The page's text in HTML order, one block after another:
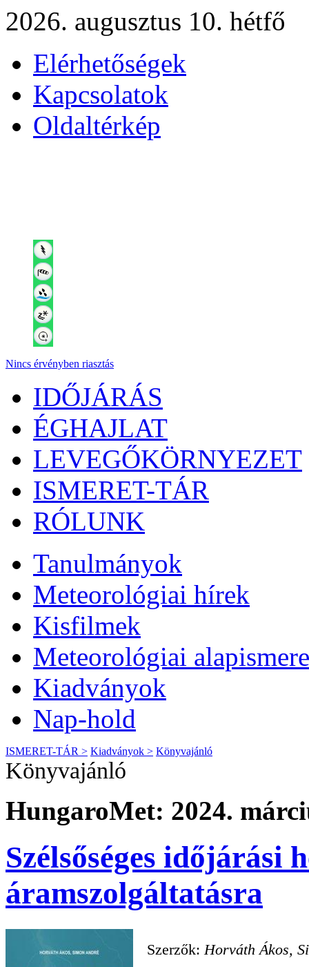
2026. augusztus 10. hétfő
Elérhetőségek
Kapcsolatok
Oldaltérkép
Nincs érvényben riasztás
IDŐJÁRÁS
ÉGHAJLAT
LEVEGŐKÖRNYEZET
ISMERET-TÁR
RÓLUNK
Tanulmányok
Meteorológiai hírek
Kisfilmek
Meteorológiai
Kiadványok
Nap-hold
ISMERET-TÁR > Kiadványok > Könyvajánló
Könyvajánló
HungaroMet: 2024.
Szélsőséges időjárási
áramszolgáltatásra
Szerzők:Horváth Ákos,